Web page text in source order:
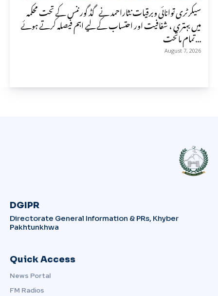
سیکرٹری توانائی وبرقیات نثاراحمد نے گڈ گورننس کے تحت محکمہ
میں بہتری ، شفافیت اور احتساب کے لیے اہم فیصلہ کرتے ہوئے
تمام ماتحت...
August 7, 2026
DGIPR
Directorate General Information & PRs, Khyber
Pakhtunkhwa
Quick Access
News Portal
FM Radios